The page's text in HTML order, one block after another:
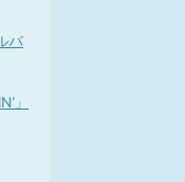
バ
」